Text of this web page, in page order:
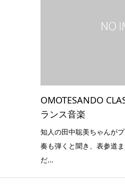
OMOTESANDO
ランス音楽
知人の田中聡美ちゃんが
奏も弾くと聞き、表参道
だ...